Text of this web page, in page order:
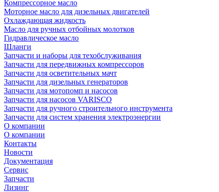
Компрессорное масло
Моторное масло для дизельных двигателей
Охлаждающая жидкость
Масло для ручных отбойных молотков
Гидравлическое масло
Шланги
Запчасти и наборы для техобслуживания
Запчасти для передвижных компрессоров
Запчасти для осветительных мачт
Запчасти для дизельных генераторов
Запчасти для мотопомп и насосов
Запчасти для насосов VARISCO
Запчасти для ручного строительного инструмента
Запчасти для систем хранения электроэнергии
О компании
О компании
Контакты
Новости
Документация
Сервис
Запчасти
Лизинг